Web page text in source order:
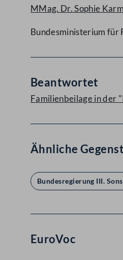
MMag. Dr. Sophie
Bundesministerium für
Beantwortet
Familienbeilage in der
Ähnliche
Bundesregierung III.
EuroVoc